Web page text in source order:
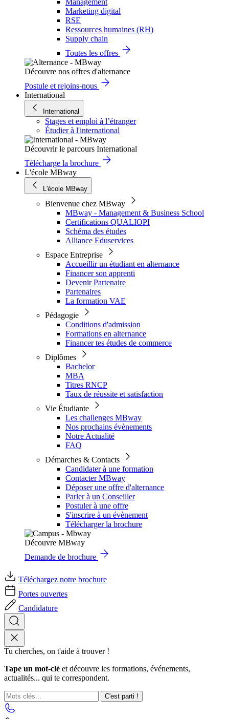
Management
Marketing digital
RSE
Ressources humaines (RH)
Supply chain
Toutes les offres
Découvre nos offres d'alternance
Postule et rejoins-nous
International
International
Stages et emploi à l’étranger
Étudier à l'international
Découvrir le parcours International
Télécharge la brochure
L'école MBway
L'école MBway
Bienvenue chez MBway
MBway - Management & Business School
Certifications QUALIOPI
Schéma des études
Alliance Eduservices
Espace Entreprise
Accueillir un étudiant en alternance
Financer son apprenti
Devenir Partenaire
Partenaires
La formation VAE
Pédagogie
Conditions d'admission
Formations en alternance
Financer tes études de commerce
Diplômes
Bachelor
MBA
Titres RNCP
Taux de réussite et satisfaction
Vie Étudiante
Les challenges MBway
Nos prochains évènements
Notre Actualité
FAQ
Démarches & Contacts
Candidater à une formation
Contacter MBway
Déposer une offre d'alternance
Parler à un Conseiller
Postuler à une offre
S'inscrire à un évènement
Télécharger la brochure
Découvre MBway
Demande de brochure
Téléchargez notre brochure
Portes ouvertes
Candidature
Tu cherches, on t'aide à trouver !
Tape un mot-clé et découvre les formations, événements,
actualités... qui te correspondent.
C'est parti !